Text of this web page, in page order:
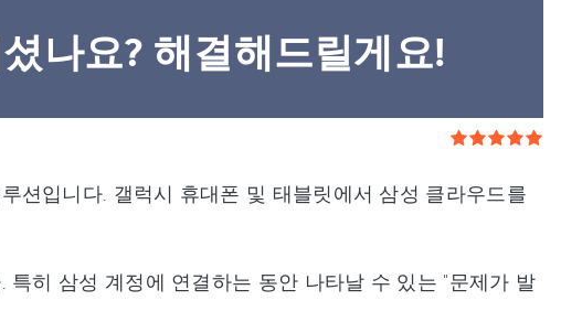
나요? 해결해드릴게요!
션입니다. 갤럭시 휴대폰 및 태블릿에서 삼성 클라우드를
히 삼성 계정에 연결하는 동안 나타날 수 있는 "문제가 발